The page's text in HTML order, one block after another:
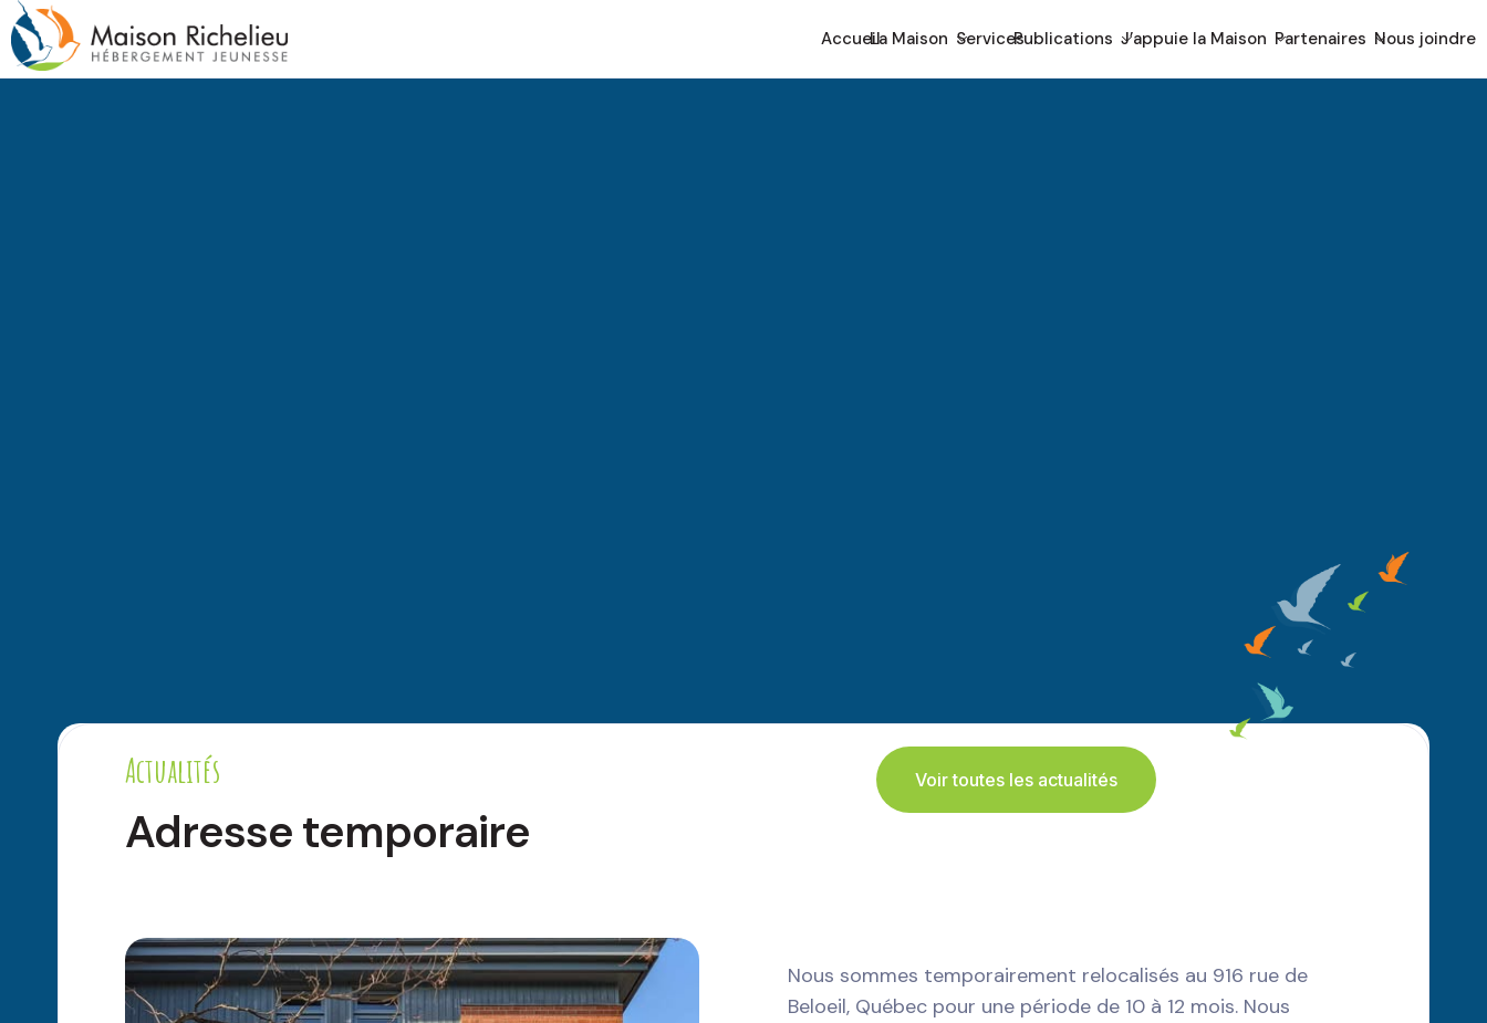
AccueilLa Maison ServicesPublications J’appuie la Maison Partenaires Nous joindre
Actualités
Adresse temporaire
Voir toutes les actualités
Nous sommes temporairement relocalisés au 916 rue de
Beloeil, Québec pour une période de 10 à 12 mois. Nous